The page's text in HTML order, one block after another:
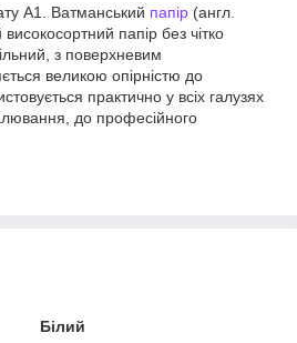
А1. Ватманський папір (англ.
папір без чітко
з поверхневим
великою опірністю до
практично у всіх галузях
до професійного
Білий